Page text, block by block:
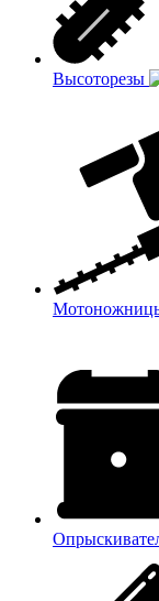
Высоторезы